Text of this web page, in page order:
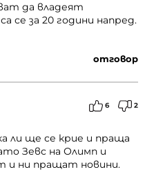
да владеят
се за 20 години напред.
отговор
6 2
ли ще се крие и праща
Зевс на Олимп и
и ни пращат новини.